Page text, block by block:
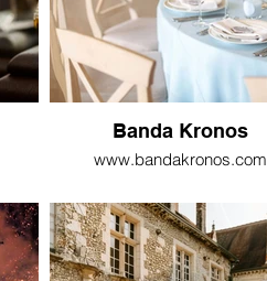
Banda Kronos
www.bandakronos.com